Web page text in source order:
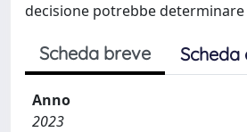
decisione potrebbe
Scheda breve
Anno
2023